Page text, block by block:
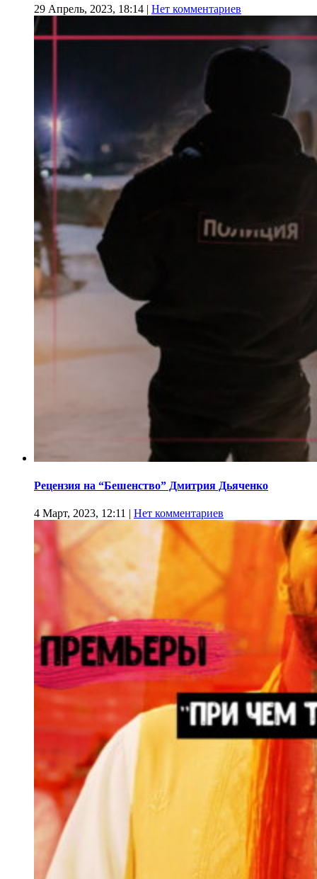
29 Апрель, 2023, 18:14 | Нет комментариев
Рецензия на “Бешенство” Дмитрия Дьяченко
4 Март, 2023, 12:11 | Нет комментариев